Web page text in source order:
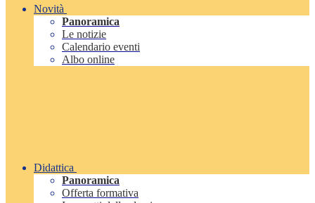
Novità
Panoramica
Le notizie
Calendario eventi
Albo online
Didattica
Panoramica
Offerta formativa